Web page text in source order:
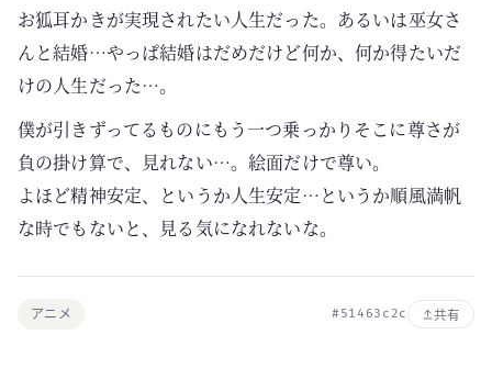
お狐耳かきが実現されたい人生だった。あるいは巫女さ
んと結婚…やっぱ結婚はだめだけど何か、何か得たいだ
けの人生だった…。
僕が引きずってるものにもう一つ乗っかりそこに尊さが
負の掛け算で、見れない…。絵面だけで尊い。
よほど精神安定、というか人生安定…というか順風満帆
な時でもないと、見る気になれないな。
アニメ #51463c2c 共有